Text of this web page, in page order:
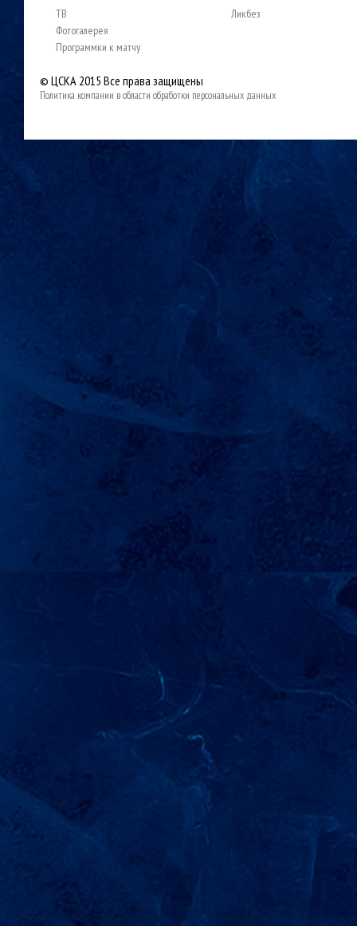
ТВ
Фотогалерея
Программки к матчу
Ликбез
© ЦСКА 2015 Все права защищены
Политика компании в области обработки персональных данных